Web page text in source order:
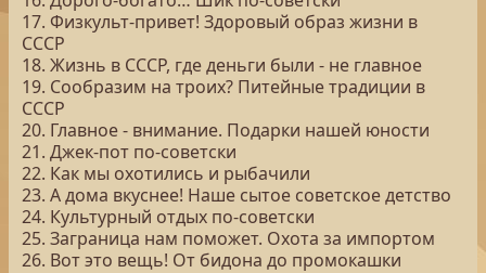
17. Физкульт-привет! Здоровый образ жизни в
СССР
18. Жизнь в СССР, где деньги были - не главное
19. Сообразим на троих? Питейные традиции в
СССР
20. Главное - внимание. Подарки нашей юности
21. Джек-пот по-советски
22. Как мы охотились и рыбачили
23. А дома вкуснее! Наше сытое советское детство
24. Культурный отдых по-советски
25. Заграница нам поможет. Охота за импортом
26. Вот это вещь! От бидона до промокашки